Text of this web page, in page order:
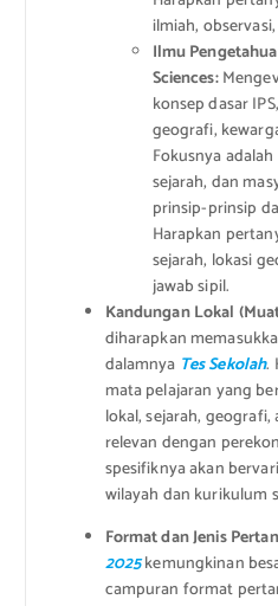
ilmiah,
Ilmu
Sciences:
konsep dasar
geografi,
Fokusnya
sejarah, dan
prinsip-prinsip
Harapkan
sejarah, lokasi
jawab sipil.
Kandungan Lokal
diharapkan
dalamnya Tes Sekolah.
mata pelajaran yang
lokal, sejarah,
relevan dengan
spesifiknya akan
wilayah dan kurikulum
Format dan Jenis
2025kemungkinan
campuran format